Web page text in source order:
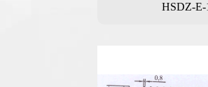
HSDZ-E-